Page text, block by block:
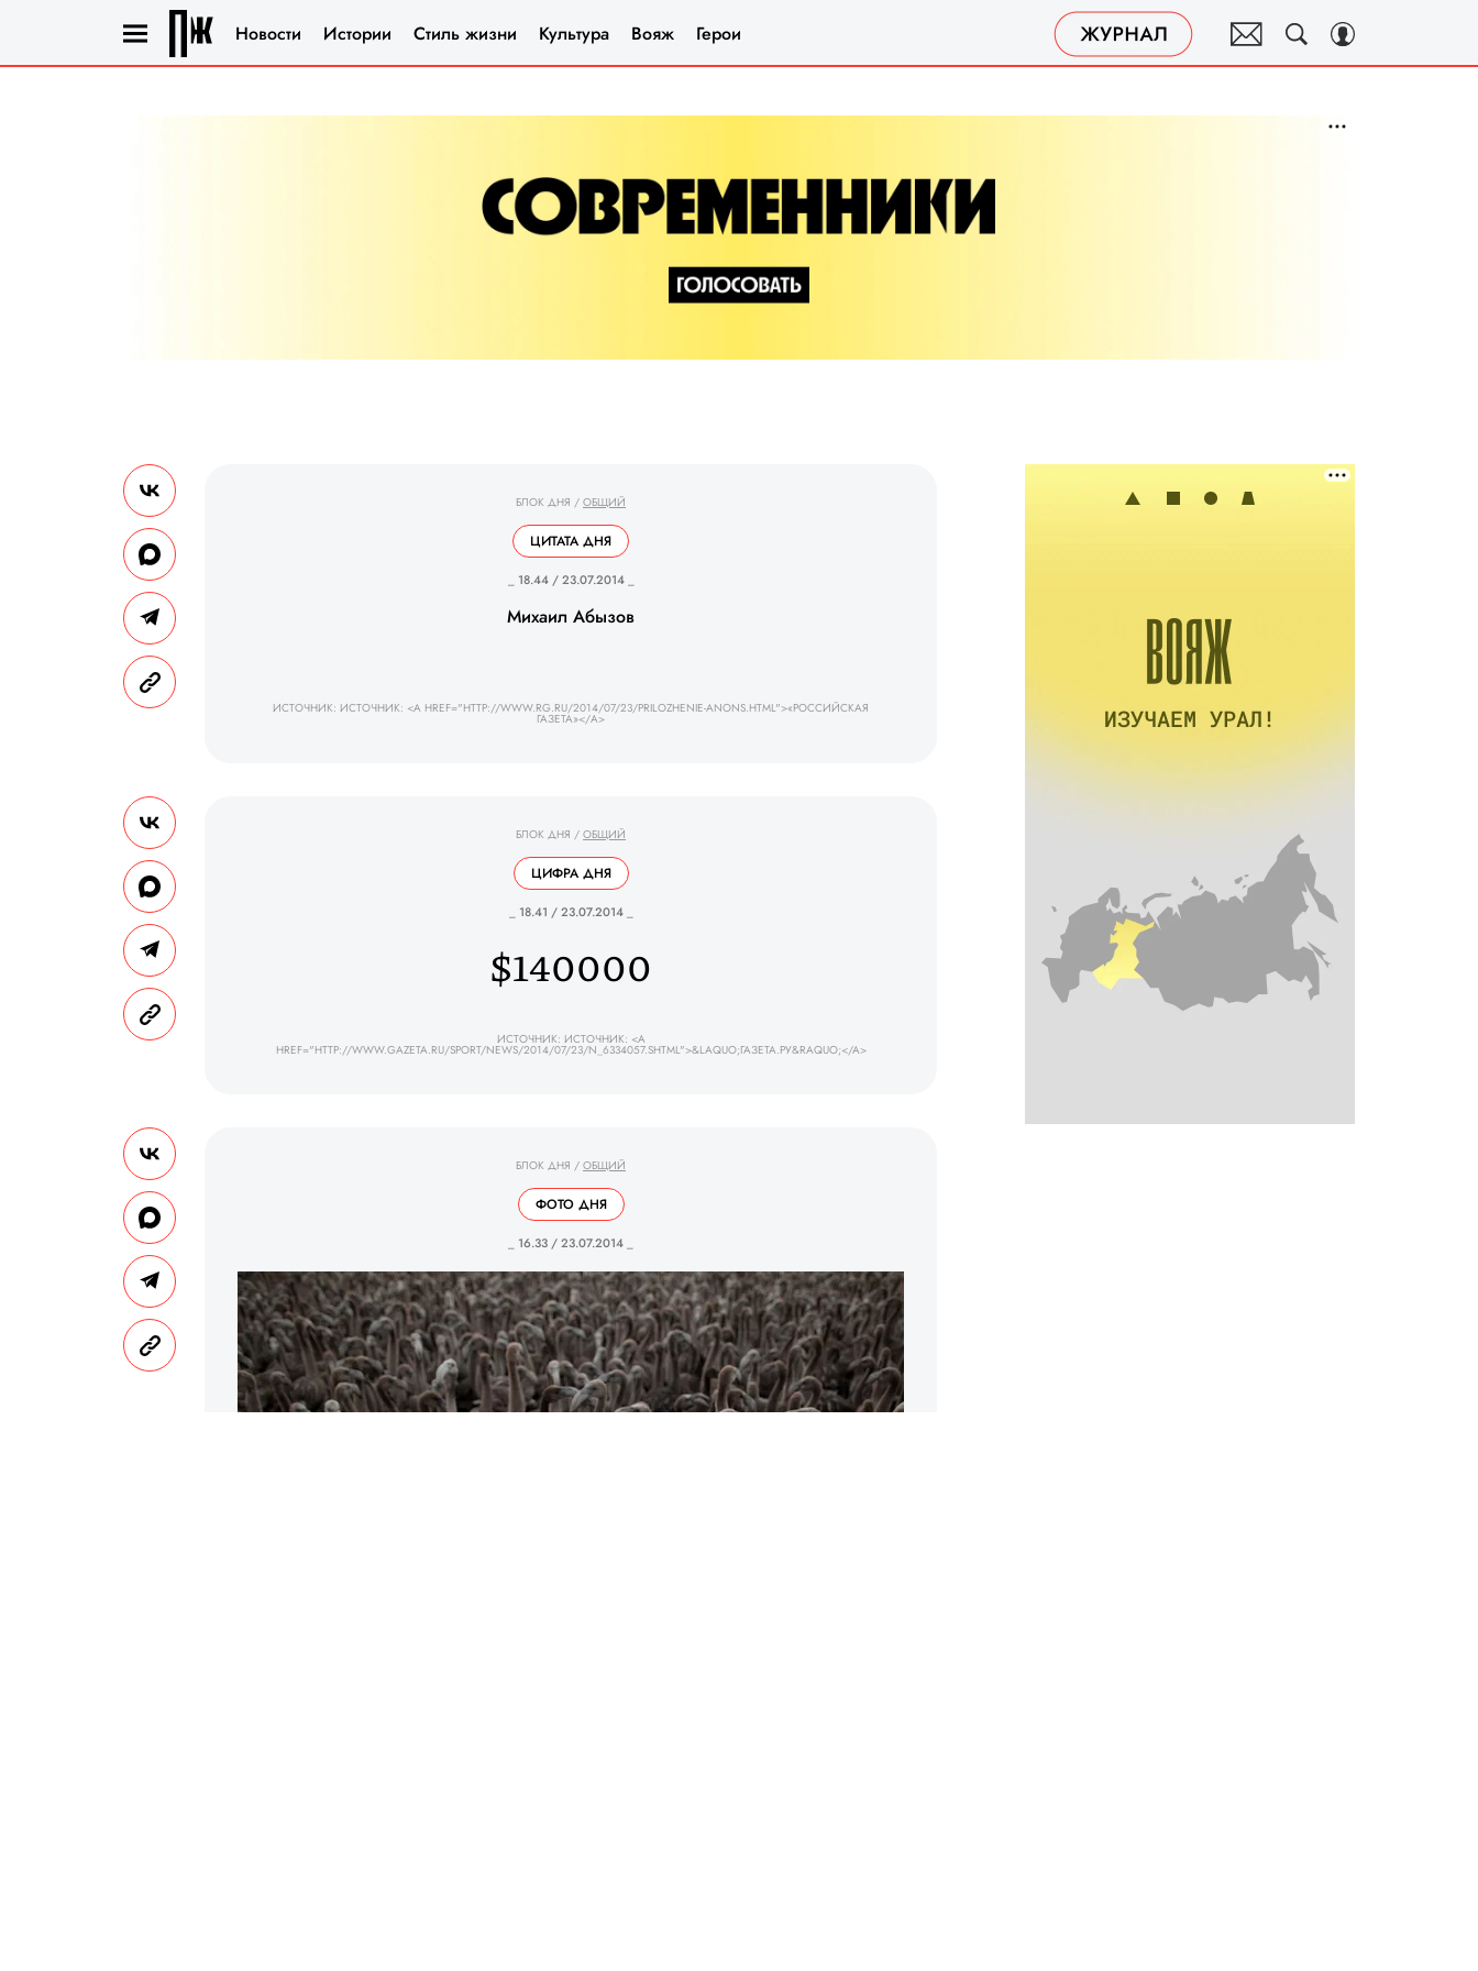
Новости Истории Стиль жизни Культура Вояж Герои
БЛОК ДНЯ / ОБЩИЙ
ЦИТАТА ДНЯ
_ 18.44 / 23.07.2014 _
Михаил Абызов
ИСТОЧНИК: ИСТОЧНИК: <A HREF="HTTP://WWW.RG.RU/2014/07/23/PRILOZHENIE-ANONS.HTML">«РОССИЙСКАЯ
ГАЗЕТА»</A>
БЛОК ДНЯ / ОБЩИЙ
ЦИФРА ДНЯ
_ 18.41 / 23.07.2014 _
$140000
ИСТОЧНИК: ИСТОЧНИК: <A
HREF="HTTP://WWW.GAZETA.RU/SPORT/NEWS/2014/07/23/N_6334057.SHTML">&LAQUO;ГАЗЕТА.РУ&RAQUO;</A>
БЛОК ДНЯ / ОБЩИЙ
ФОТО ДНЯ
_ 16.33 / 23.07.2014 _